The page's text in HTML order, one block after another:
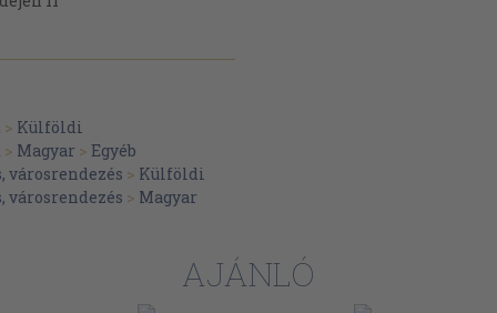
> Külföldi
> Magyar > Egyéb
városrendezés > Külföldi
városrendezés > Magyar
AJÁNLÓ